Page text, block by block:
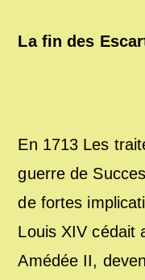
La fin des
En 1713 Les
guerre de
de fortes
Louis XIV cédait
Amédée II,